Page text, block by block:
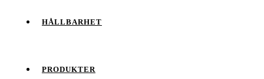
HÅLLBARHET
PRODUKTER